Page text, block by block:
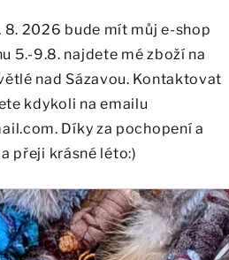
8. 2026 bude mít můj e-shop
5.-9.8. najdete mé zboží na
nad Sázavou. Kontaktovat
kdykoli na emailu
Díky za pochopení a
přeji krásné léto:)